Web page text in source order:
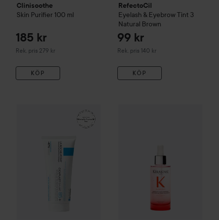
Clinisoothe
Skin Purifier 100 ml
185 kr
Rek. pris 279 kr
Rekommenderat pris 279 kr
KÖP
RefectoCil
Eyelash & Eyebrow Tint 3
Natural Brown
99 kr
Rek. pris 140 kr
Rekommenderat pris 140 kr
KÖP
La Roche-Posay